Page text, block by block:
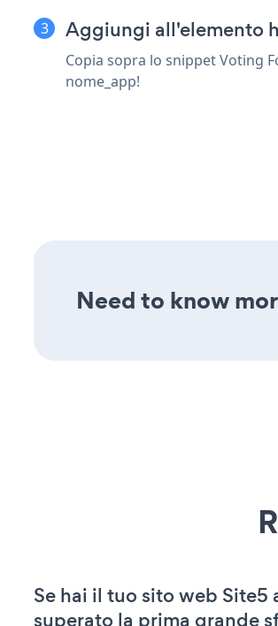
Aggiungi all'elemento
Copia sopra lo snippet Voting
nome_app!
Need to know
Se hai il tuo sito web
superato la prima grande